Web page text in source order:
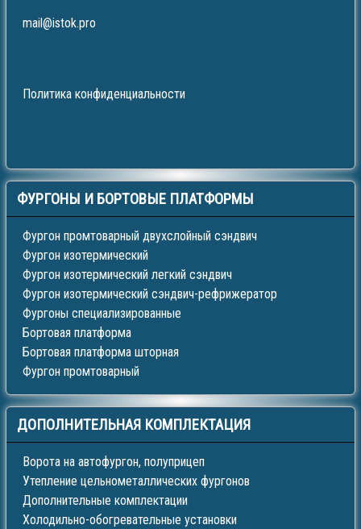
mail@istok.pro
Политика конфиденциальности
ФУРГОНЫ И БОРТОВЫЕ ПЛАТФОРМЫ
Фургон промтоварный двухслойный сэндвич
Фургон изотермический
Фургон изотермический легкий сэндвич
Фургон изотермический сэндвич-рефрижератор
Фургоны специализированные
Бортовая платформа
Бортовая платформа шторная
Фургон промтоварный
ДОПОЛНИТЕЛЬНАЯ КОМПЛЕКТАЦИЯ
Ворота на автофургон, полуприцеп
Утепление цельнометаллических фургонов
Дополнительные комплектации
Холодильно-обогревательные установки